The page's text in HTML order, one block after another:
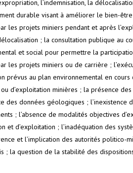
l’indemnisation, la
durable visant à améliorer le bien-
les projets miniers pendant et après
; la consultation publique au
et social pour permettre la
les projets miniers ou de carrière ;
prévus au plan environnemental en cours
d’exploitation minières ; la présence
des données géologiques ;
; l’absence de modalités objectives
et d’exploitation ; l’inadéquation des
et l’implication des autorités politico-
; la question de la stabilité des